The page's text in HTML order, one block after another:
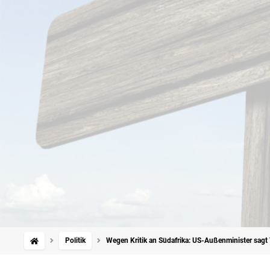
Politik Wegen Kritik an Südafrika: US-Außenminister sagt